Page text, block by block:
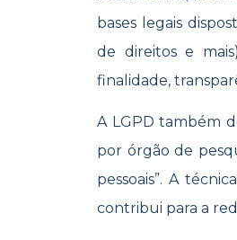
bases legais
de direitos e
finalidade,
A LGPD também
por órgão de
pessoais”. A
contribui para a